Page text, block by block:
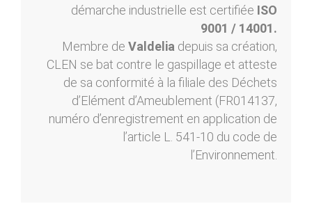
démarche industrielle est certifiée ISO
9001 / 14001.
Membre de Valdelia depuis sa création,
CLEN se bat contre le gaspillage et atteste
de sa conformité à la filiale des Déchets
d’Elément d’Ameublement (FR014137,
numéro d’enregistrement en application de
l’article L. 541-10 du code de
l’Environnement.